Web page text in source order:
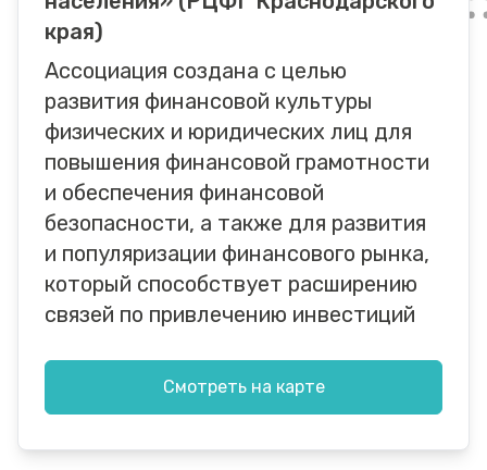
края)
Ассоциация создана с целью
развития финансовой культуры
физических и юридических лиц для
повышения финансовой грамотности
и обеспечения финансовой
безопасности, а также для развития
и популяризации финансового рынка,
который способствует расширению
связей по привлечению инвестиций
Смотреть на карте